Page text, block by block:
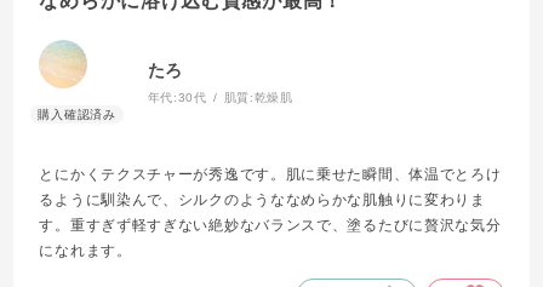
たろ
年代:30代 肌質:乾燥肌
とにかくテクスチャーが秀逸です。肌に乗せた瞬間、体温でとろけ
るように馴染んで、シルクのようななめらかな肌触りに変わりま
す。重すぎず軽すぎない絶妙なバランスで、塗るたびに贅沢な気分
になれます。